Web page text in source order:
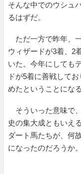
そんな中でのウシュ
るはずだ。
ただ一方で昨年、
ウィザードが3着、2
いた。今年にしても
ドが5着に善戦して
めたということになる
そういった意味で
史の集大成ともいえ
ダート馬たちが、何
になったのだろうか。